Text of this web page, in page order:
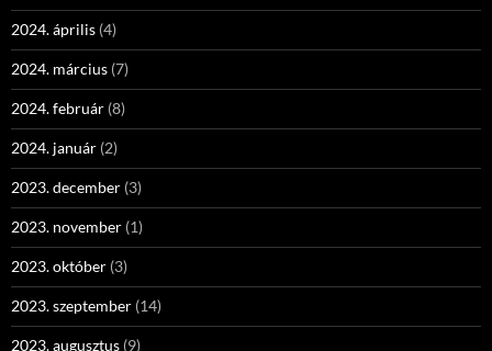
2024. április (4)
2024. március (7)
2024. február (8)
2024. január (2)
2023. december (3)
2023. november (1)
2023. október (3)
2023. szeptember (14)
2023. augusztus (9)